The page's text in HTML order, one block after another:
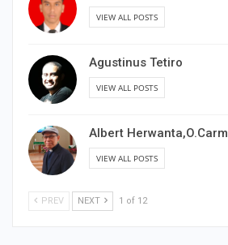
VIEW ALL POSTS
Agustinus Tetiro
VIEW ALL POSTS
Albert Herwanta,O.Carm
VIEW ALL POSTS
PREV NEXT 1 of 12